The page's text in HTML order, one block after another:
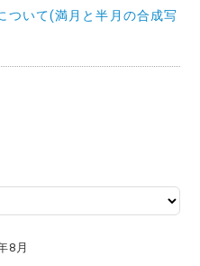
いて(満月と半月の合成写
8月